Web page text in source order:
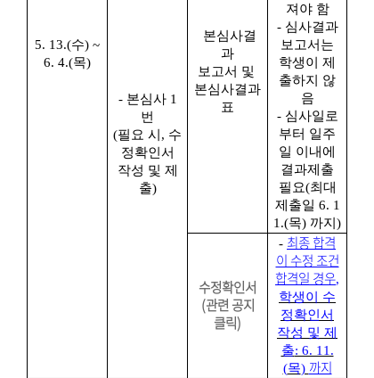
5. 13.(수) ~
6. 4.(목)
- 본심사 1
번
(필요 시 , 수
정확인서
작성 및 제
출)
본심사결
과
보고서 및
본심사결과
표
져야 함
- 심사결과
보고서는
학생이 제
출하지 않
음
- 심사일로
부터 일주
일 이내에
결과제출
필요(최대
제출일 6. 1
1.(목) 까지)
수정확인서
(관련 공지
클릭)
- 최종 합격
이 수정 조건
합격일 경우,
학생이
수
정확인서
작성 및 제
출: 6. 11.
(목) 까지